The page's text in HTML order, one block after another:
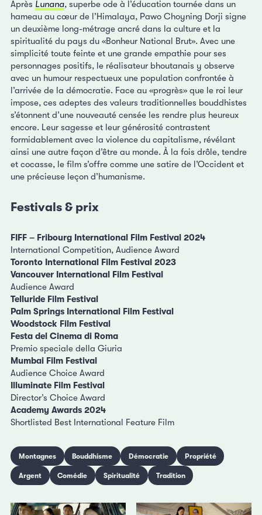
Après Lunana, superbe ode à l’éducation tournée dans un
hameau au cœur de l’Himalaya, Pawo Choyning Dorji signe
un deuxième long-métrage ancré dans la culture et la
spiritualité du pays du «Bonheur National Brut». Avec une
simplicité toute feinte et une grande empathie pour ses
personnages positifs, le réalisateur bhoutanais y observe
avec un humour respectueux une population confrontée à
l’arrivée de la démocratie. Face au «progrès» que le roi leur
impose, ces adeptes des valeurs traditionnelles bouddhistes
s’étonnent d’une nouveauté censée les rendre plus heureux
encore. Leur sagesse et leur générosité contrastent
formidablement avec la violence du capitalisme, révélant
ainsi une autre façon d’être au monde. À la fois drôle, tendre
et cocasse, le film s’offre comme une satire de l’Occident et
une précieuse leçon d’humanisme.
Festivals & prix
FIFF – Fribourg International Film Festival 2024
International Competition, Audience Award
Toronto International Film Festival 2023
Vancouver International Film Festival
Audience Award
Telluride Film Festival
Palm Springs International Film Festival
Woodstock Film Festival
Festa del Cinema di Roma
Premio speciale della Giuria
Mumbai Film Festival
Audience Choice Award
Illuminate Film Festival
Director’s Choice Award
Academy Awards 2024
Shortlisted Best International Feature Film
Montagnes Bouddhisme Démocratie Propriété
Argent Comédie Spiritualité Tradition